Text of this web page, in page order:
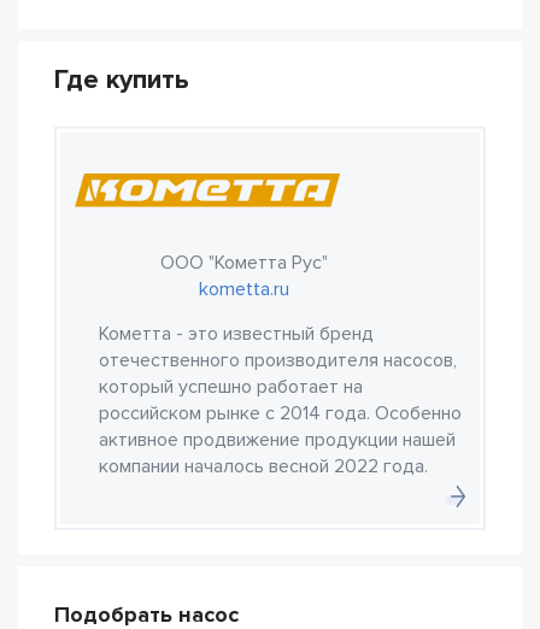
Где купить
ООО "Кометта Рус"
kometta.ru
Кометта - это известный бренд
отечественного производителя насосов,
который успешно работает на
российском рынке с 2014 года. Особенно
активное продвижение продукции нашей
компании началось весной 2022 года.
Подобрать насос